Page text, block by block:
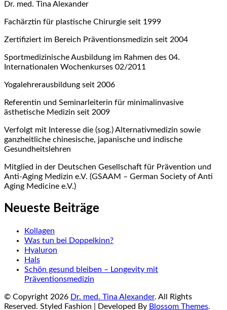
Dr. med. Tina Alexander
Fachärztin für plastische Chirurgie seit 1999
Zertifiziert im Bereich Präventionsmedizin seit 2004
Sportmedizinische Ausbildung im Rahmen des 04.
Internationalen Wochenkurses 02/2011
Yogalehrerausbildung seit 2006
Referentin und Seminarleiterin für minimalinvasive
ästhetische Medizin seit 2009
Verfolgt mit Interesse die (sog.) Alternativmedizin sowie
ganzheitliche chinesische, japanische und indische
Gesundheitslehren
Mitglied in der Deutschen Gesellschaft für Prävention und
Anti-Aging Medizin e.V. (GSAAM – German Society of Anti
Aging Medicine e.V.)
Neueste Beiträge
Kollagen
Was tun bei Doppelkinn?
Hyaluron
Hals
Schön gesund bleiben – Longevity mit
Präventionsmedizin
© Copyright 2026 Dr. med. Tina Alexander. All Rights
Reserved. Styled Fashion | Developed By Blossom Themes.